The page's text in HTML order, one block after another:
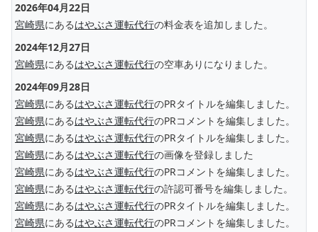
2026年04月22日
宮崎県にあるはやぶさ運転代行の料金表を追加しました。
2024年12月27日
宮崎県にあるはやぶさ運転代行の空車ありになりました。
2024年09月28日
宮崎県にあるはやぶさ運転代行のPRタイトルを編集しました。
宮崎県にあるはやぶさ運転代行のPRコメントを編集しました。
宮崎県にあるはやぶさ運転代行のPRタイトルを編集しました。
宮崎県にあるはやぶさ運転代行の画像を登録しました
宮崎県にあるはやぶさ運転代行のPRコメントを編集しました。
宮崎県にあるはやぶさ運転代行の許認可番号を編集しました。
宮崎県にあるはやぶさ運転代行のPRタイトルを編集しました。
宮崎県にあるはやぶさ運転代行のPRコメントを編集しました。